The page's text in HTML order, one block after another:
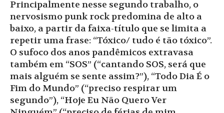
Principalmente nesse segundo trabalho, o
nervosismo punk rock predomina de alto a
baixo, a partir da faixa-título que se limita a
repetir uma frase: “Tóxico/ tudo é tão tóxico”.
O sufoco dos anos pandêmicos extravasa
também em “SOS” (“cantando SOS, será que
mais alguém se sente assim?”), “Todo Dia É o
Fim do Mundo” (“preciso respirar um
segundo”), “Hoje Eu Não Quero Ver